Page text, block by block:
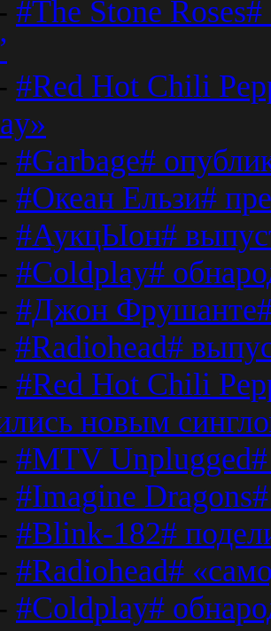
#The Stone
#Red Hot Chili
#Garbage#
#Океан Ельзи#
#АукцЫон#
#Coldplay#
#Джон
#Radiohead#
#Red Hot Chili
новым
#MTV Unplugged#
#Imagine
#Blink-182#
#Radiohead#
#Coldplay#